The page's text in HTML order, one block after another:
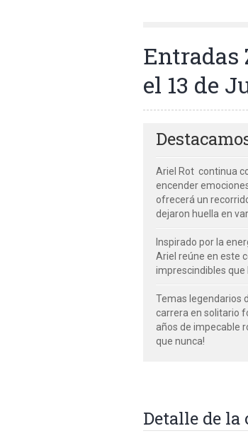
Entradas
el 13 de
Ariel Rot continua
encender
ofrecerá un
dejaron huella en
Inspirado por la
Ariel reúne en este
imprescindibles que
Temas legendarios
carrera en solitario
años de impecable
que nunca!
Detalle de la